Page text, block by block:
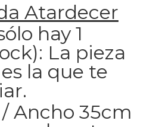
Atardecer
hay 1
La pieza
la que te
Ancho 35cm